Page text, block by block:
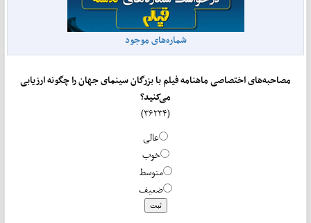
شماره‌های موجود
مصاحبه‌های اختصاصی ماهنامه فیلم با بزرگان سینمای جهان را چگونه ارزیابی
می‌کنید؟
عالی
خوب
متوسط
ضعیف